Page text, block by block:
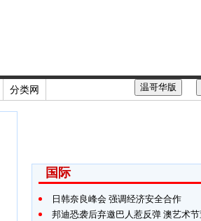
分类网 温哥华版
国际
日韩奈良峰会 强调经济安全合作
邦迪恐袭后弃邀巴人惹反弹 澳艺术